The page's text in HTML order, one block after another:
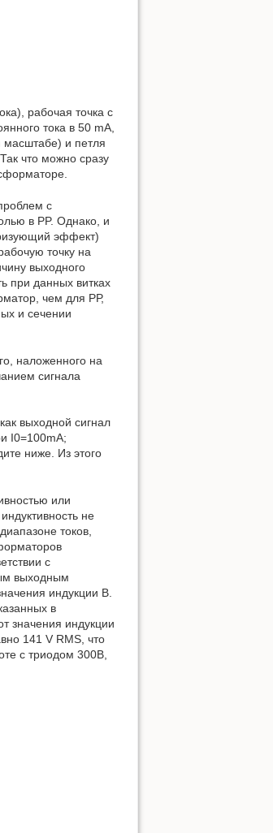
рабочая точка с
тока в 50 mА,
масштабе) и петля
что можно сразу
с
в PP. Однако, и
эффект)
точку на
выходного
при данных витках
чем для РР,
и сечении
наложенного на
сигнала
выходной сигнал
I0=100mA;
ниже. Из этого
или
не
токов,
с
выходным
индукции В.
в
значения индукции
141 V RMS, что
с триодом 300В,